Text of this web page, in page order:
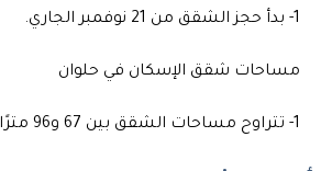
1- بدأ حجز الشقق من 21 نوفمبر الجاري.
مساحات شقق الإسكان في حلوان
1- تتراوح مساحات الشقق بين 67 و96 مترًا.